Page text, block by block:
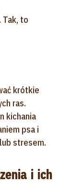
to
krótkie
ras.
kichania
psa i
stresem.
i ich